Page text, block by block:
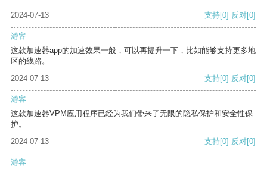
2024-07-13 支持[0] 反对[0]
游客
这款加速器app的加速效果一般，可以再提升一下，比如能够支持更多地
区的线路。
2024-07-13
支持[0] 反对[0]
游客
这款加速器VPM应用程序已经为我们带来了无限的隐私保护和安全性保
护。
2024-07-13
支持[0] 反对[0]
游客